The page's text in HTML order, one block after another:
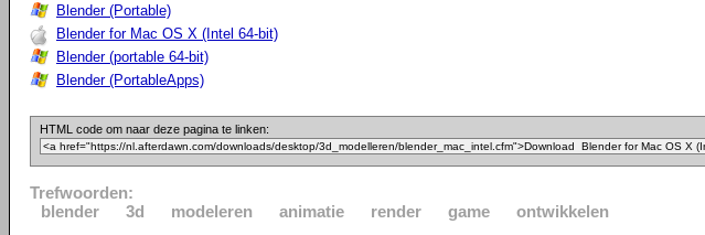
Blender (Portable)
Blender for Mac OS X (Intel 64-bit)
Blender (portable 64-bit)
Blender (PortableApps)
HTML code om naar deze pagina te linken:
Trefwoorden:
blender
3d modeleren animatie render game ontwikkelen